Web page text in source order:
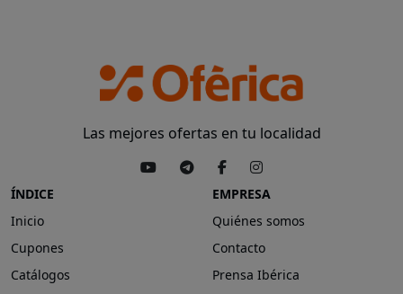
Las mejores ofertas en tu localidad
ÍNDICE
Inicio
Cupones
Catálogos
EMPRESA
Quiénes somos
Contacto
Prensa Ibérica